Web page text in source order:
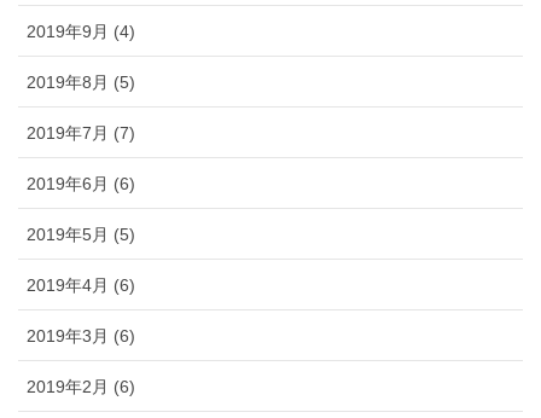
2019年9月 (4)
2019年8月 (5)
2019年7月 (7)
2019年6月 (6)
2019年5月 (5)
2019年4月 (6)
2019年3月 (6)
2019年2月 (6)